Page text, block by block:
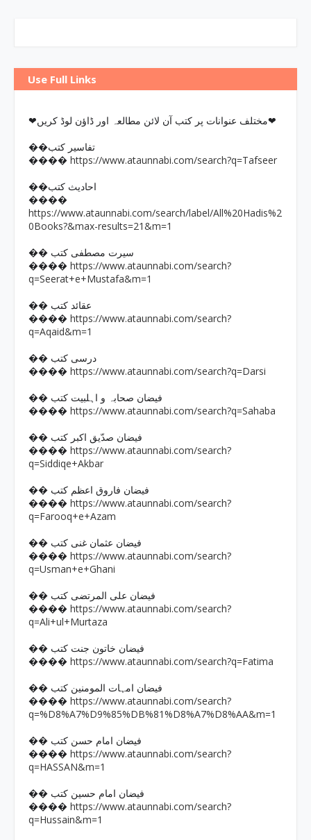
Use Full Links
❤مختلف عنوانات پر کتب آن لائن مطالعہ اور ڈاؤن لوڈ کریں❤
��تفاسیر کتب
���� https://www.ataunnabi.com/search?q=Tafseer
��احادیث کتب
����
https://www.ataunnabi.com/search/label/All%20Hadis%2
0Books?&max-results=21&m=1
�� سیرت مصطفی کتب
���� https://www.ataunnabi.com/search?
q=Seerat+e+Mustafa&m=1
�� عقائد کتب
���� https://www.ataunnabi.com/search?
q=Aqaid&m=1
�� درسی کتب
���� https://www.ataunnabi.com/search?q=Darsi
�� فیضان صحابہ و اہلبیت کتب
���� https://www.ataunnabi.com/search?q=Sahaba
�� فیضان صدّیق اکبر کتب
���� https://www.ataunnabi.com/search?
q=Siddiqe+Akbar
�� فیضان فاروق اعظم کتب
���� https://www.ataunnabi.com/search?
q=Farooq+e+Azam
�� فیضان عثمان غنی کتب
���� https://www.ataunnabi.com/search?
q=Usman+e+Ghani
�� فیضان علی المرتضی کتب
���� https://www.ataunnabi.com/search?
q=Ali+ul+Murtaza
�� فیضان خاتون جنت کتب
���� https://www.ataunnabi.com/search?q=Fatima
�� فیضان امہات المومنین کتب
���� https://www.ataunnabi.com/search?
q=%D8%A7%D9%85%DB%81%D8%A7%D8%AA&m=1
�� فیضان امام حسن کتب
���� https://www.ataunnabi.com/search?
q=HASSAN&m=1
�� فیضان امام حسین کتب
���� https://www.ataunnabi.com/search?
q=Hussain&m=1